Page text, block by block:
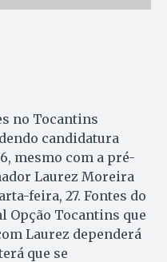
no Tocantins
candidatura
mesmo com a pré-
Laurez Moreira
feira, 27. Fontes do
Opção Tocantins que
Laurez dependerá
que se